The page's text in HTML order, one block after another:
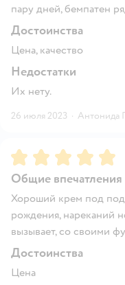
пару дней, бемпатен
Достоинства
Цена, качество
Недостатки
Их нету.
26 июля 2023 · Антонида
Рейтинг:5
Общие впечатления
Хороший крем под
рождения, нареканий
вызывает, со своими
Достоинства
Цена